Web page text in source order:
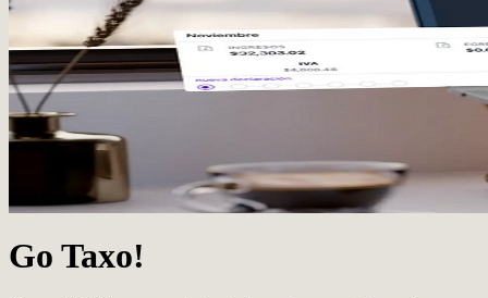
Go Taxo!